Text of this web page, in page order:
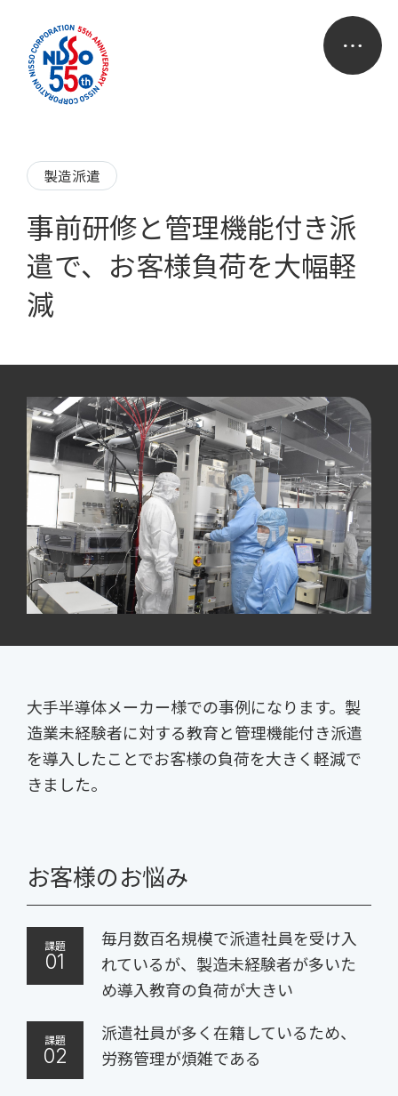
製造派遣
事前研修と管理機能付き派
遣で、お客様負荷を大幅軽
減
大手半導体メーカー様での事例になります。製
造業未経験者に対する教育と管理機能付き派遣
を導入したことでお客様の負荷を大きく軽減で
きました。
お客様のお悩み
課題
01
毎月数百名規模で派遣社員を受け入
れているが、製造未経験者が多いた
め導入教育の負荷が大きい
課題
02
派遣社員が多く在籍しているため、
労務管理が煩雑である